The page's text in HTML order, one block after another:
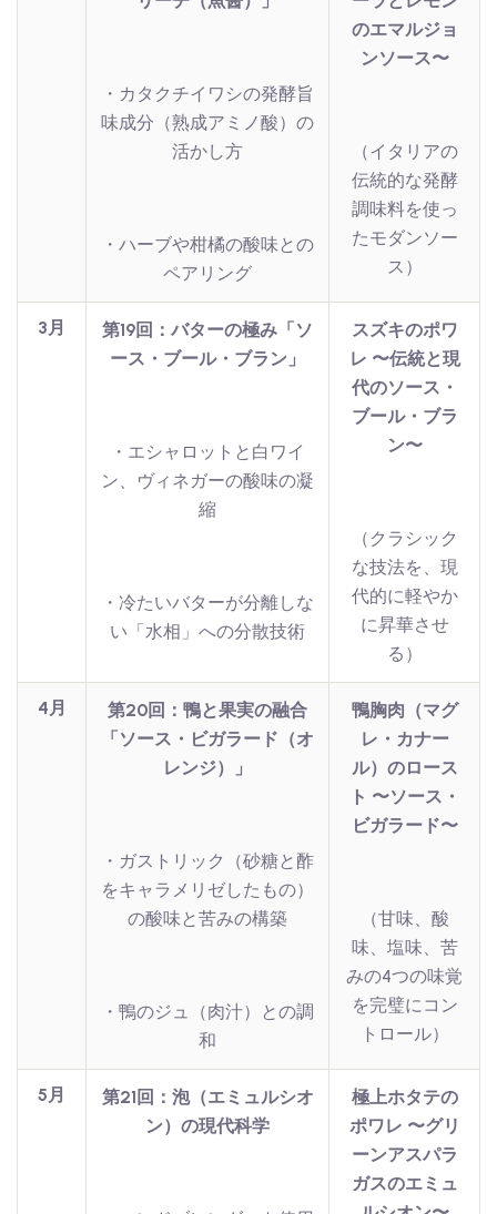
・カタクチイワシの発酵旨
味成分（熟成アミノ酸）の
活かし方
・ハーブや柑橘の酸味との
ペアリング
のエマルジョ
ンソース〜
（イタリアの
伝統的な発酵
調味料を使っ
たモダンソー
ス）
3月
第19回：バターの極み「ソ
ース・ブール・ブラン」
・エシャロットと白ワイ
ン、ヴィネガーの酸味の凝
縮
・冷たいバターが分離しな
い「水相」への分散技術
スズキのポワ
レ 〜伝統と現
代のソース・
ブール・ブラ
ン〜
（クラシック
な技法を、現
代的に軽やか
に昇華させ
る）
4月
第20回：鴨と果実の融合
「ソース・ビガラード（オ
レンジ）」
・ガストリック（砂糖と酢
をキャラメリゼしたもの）
の酸味と苦みの構築
・鴨のジュ（肉汁）との調
和
鴨胸肉（マグ
レ・カナー
ル）のロース
ト 〜ソース・
ビガラード〜
（甘味、酸
味、塩味、苦
みの4つの味覚
を完璧にコン
トロール）
5月
第21回：泡（エミュルシオ
ン）の現代科学
極上ホタテの
ポワレ 〜グリ
ーンアスパラ
ガスのエミュ